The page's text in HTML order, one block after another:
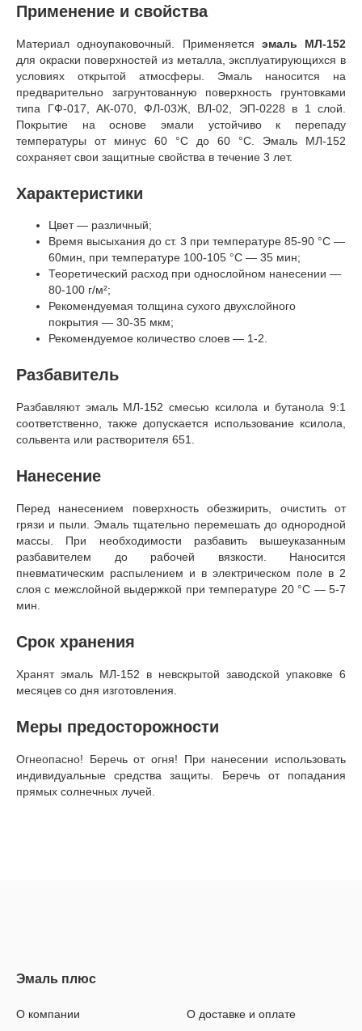
Применение и свойства
Материал одноупаковочный. Применяется эмаль МЛ-152
для окраски поверхностей из металла, эксплуатирующихся в
условиях открытой атмосферы. Эмаль наносится на
предварительно загрунтованную поверхность грунтовками
типа ГФ-017, АК-070, ФЛ-03Ж, ВЛ-02, ЭП-0228 в 1 слой.
Покрытие на основе эмали устойчиво к перепаду
температуры от минус 60 °C до 60 °C. Эмаль МЛ-152
сохраняет свои защитные свойства в течение 3 лет.
Характеристики
Цвет — различный;
Время высыхания до ст. 3 при температуре 85-90 °C —
60мин, при температуре 100-105 °C — 35 мин;
Теоретический расход при однослойном нанесении —
80-100 г/м²;
Рекомендуемая толщина сухого двухслойного
покрытия — 30-35 мкм;
Рекомендуемое количество слоев — 1-2.
Разбавитель
Разбавляют эмаль МЛ-152 смесью ксилола и бутанола 9:1
соответственно, также допускается использование ксилола,
сольвента или растворителя 651.
Нанесение
Перед нанесением поверхность обезжирить, очистить от
грязи и пыли. Эмаль тщательно перемешать до однородной
массы. При необходимости разбавить вышеуказанным
разбавителем до рабочей вязкости. Наносится
пневматическим распылением и в электрическом поле в 2
слоя с межслойной выдержкой при температуре 20 °C — 5-7
мин.
Срок хранения
Хранят эмаль МЛ-152 в невскрытой заводской упаковке 6
месяцев со дня изготовления.
Меры предосторожности
Огнеопасно! Беречь от огня! При нанесении использовать
индивидуальные средства защиты. Беречь от попадания
прямых солнечных лучей.
О компании О доставке и оплате